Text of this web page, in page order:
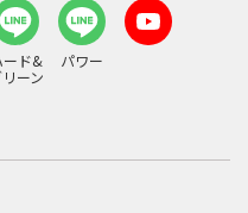
ード&
ーン
パワー